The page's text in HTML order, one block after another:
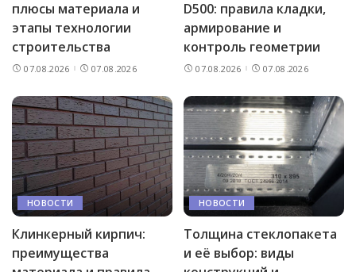
плюсы материала и
этапы технологии
строительства
07.08.2026 07.08.2026
D500: правила кладки,
армирование и
контроль геометрии
07.08.2026 07.08.2026
НОВОСТИ
Клинкерный кирпич:
преимущества
НОВОСТИ
Толщина стеклопакета
и её выбор: виды